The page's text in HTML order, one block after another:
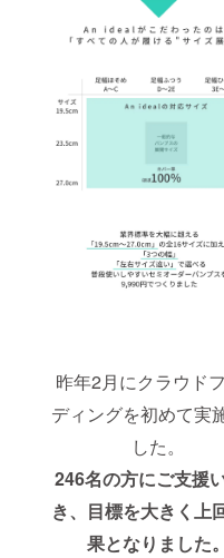
昨年2月にクラウド
ディングを初めて実
した。
246名の方にご支援
き、目標を大きく上
果となりました。